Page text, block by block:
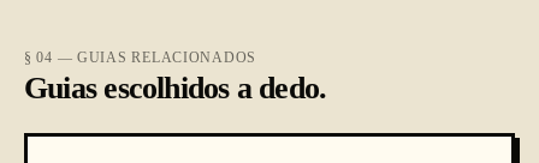
§ 04 — GUIAS RELACIONADOS
Guias escolhidos a dedo.